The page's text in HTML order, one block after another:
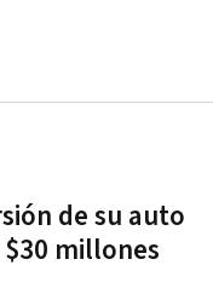
de su auto
millones